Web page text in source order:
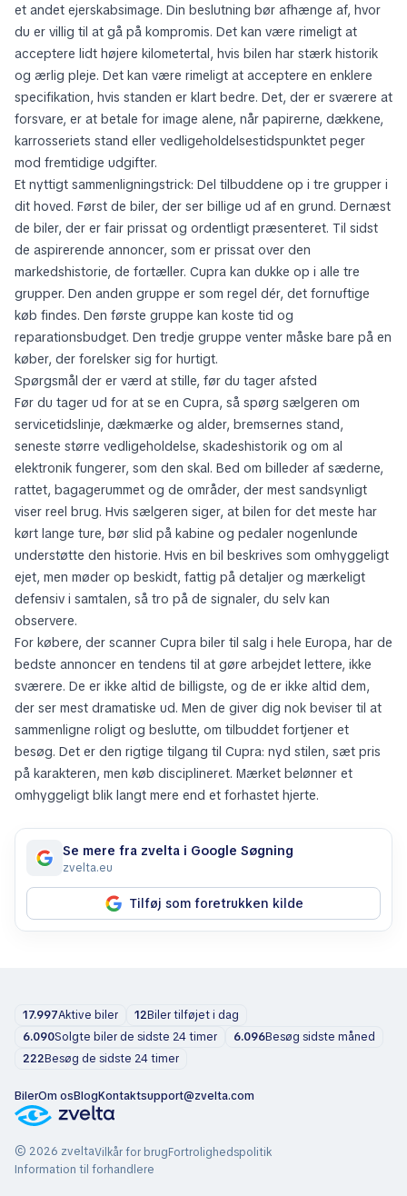
et andet ejerskabsimage. Din beslutning bør afhænge af, hvor
du er villig til at gå på kompromis. Det kan være rimeligt at
acceptere lidt højere kilometertal, hvis bilen har stærk historik
og ærlig pleje. Det kan være rimeligt at acceptere en enklere
specifikation, hvis standen er klart bedre. Det, der er sværere at
forsvare, er at betale for image alene, når papirerne, dækkene,
karrosseriets stand eller vedligeholdelsestidspunktet peger
mod fremtidige udgifter.
Et nyttigt sammenligningstrick: Del tilbuddene op i tre grupper i
dit hoved. Først de biler, der ser billige ud af en grund. Dernæst
de biler, der er fair prissat og ordentligt præsenteret. Til sidst
de aspirerende annoncer, som er prissat over den
markedshistorie, de fortæller. Cupra kan dukke op i alle tre
grupper. Den anden gruppe er som regel dér, det fornuftige
køb findes. Den første gruppe kan koste tid og
reparationsbudget. Den tredje gruppe venter måske bare på en
køber, der forelsker sig for hurtigt.
Spørgsmål der er værd at stille, før du tager afsted
Før du tager ud for at se en Cupra, så spørg sælgeren om
servicetidslinje, dækmærke og alder, bremsernes stand,
seneste større vedligeholdelse, skadeshistorik og om al
elektronik fungerer, som den skal. Bed om billeder af sæderne,
rattet, bagagerummet og de områder, der mest sandsynligt
viser reel brug. Hvis sælgeren siger, at bilen for det meste har
kørt lange ture, bør slid på kabine og pedaler nogenlunde
understøtte den historie. Hvis en bil beskrives som omhyggeligt
ejet, men møder op beskidt, fattig på detaljer og mærkeligt
defensiv i samtalen, så tro på de signaler, du selv kan
observere.
For købere, der scanner Cupra biler til salg i hele Europa, har de
bedste annoncer en tendens til at gøre arbejdet lettere, ikke
sværere. De er ikke altid de billigste, og de er ikke altid dem,
der ser mest dramatiske ud. Men de giver dig nok beviser til at
sammenligne roligt og beslutte, om tilbuddet fortjener et
besøg. Det er den rigtige tilgang til Cupra: nyd stilen, sæt pris
på karakteren, men køb disciplineret. Mærket belønner et
omhyggeligt blik langt mere end et forhastet hjerte.
Se mere fra zvelta i Google Søgning
zvelta.eu
Tilføj som foretrukken kilde
17.997Aktive biler 12Biler tilføjet i dag
6.090Solgte biler de sidste 24 timer 6.096Besøg sidste måned
222Besøg de sidste 24 timer
BilerOm osBlogKontaktsupport@zvelta.com
© 2026 zveltaVilkår for brugFortrolighedspolitik
Information til forhandlere